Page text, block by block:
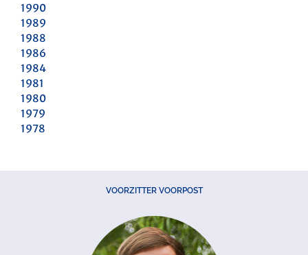
1990
1989
1988
1986
1984
1981
1980
1979
1978
VOORZITTER VOORPOST